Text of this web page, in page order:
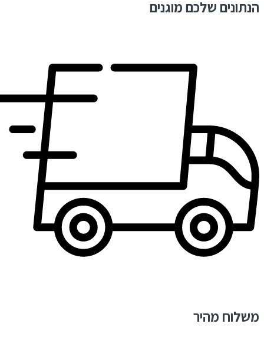
הנתונים שלכם מוגנים
משלוח מהיר